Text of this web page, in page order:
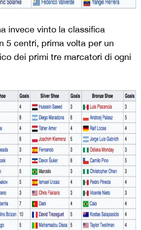
invece vinto la classifica
5 centri, prima volta per un
dei primi tre marcatori di ogni